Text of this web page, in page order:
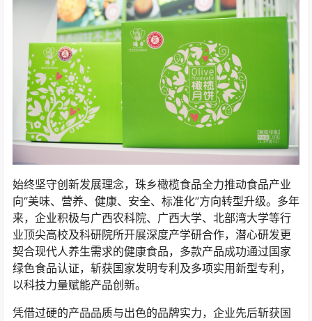
始终坚守创新发展理念，珠乡橄榄食品全力推动食品产业
向“美味、营养、健康、安全、标准化”方向转型升级。多年
来，企业积极与广西农科院、广西大学、北部湾大学等行
业顶尖高校及科研院所开展深度产学研合作，潜心研发更
契合现代人养生需求的健康食品，多款产品成功通过国家
绿色食品认证，斩获国家发明专利及多项实用新型专利，
以科技力量赋能产品创新。
凭借过硬的产品品质与出色的品牌实力，企业先后斩获国